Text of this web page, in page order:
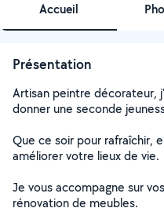
Accueil
Présentation
Artisan peintre décorateur,
donner une seconde
Que ce soir pour rafraîchir,
améliorer votre lieux de vie.
Je vous accompagne sur
rénovation de meubles.